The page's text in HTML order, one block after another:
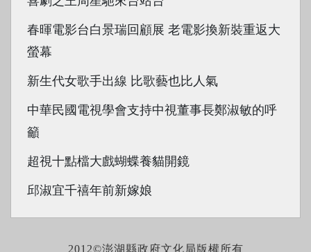
春暉電影台白景瑞回顧展 老電影換新裝重返大
螢幕
新生代女歌手出線 比歌藝也比人氣
中華民國電視學會支持中視董事長鄭淑敏的呼
籲
超視十點檔大戲蝴蝶養貓開鏡
邱淑宜千禧年前新嫁娘
2012©澎湖縣政府文化局版權所有